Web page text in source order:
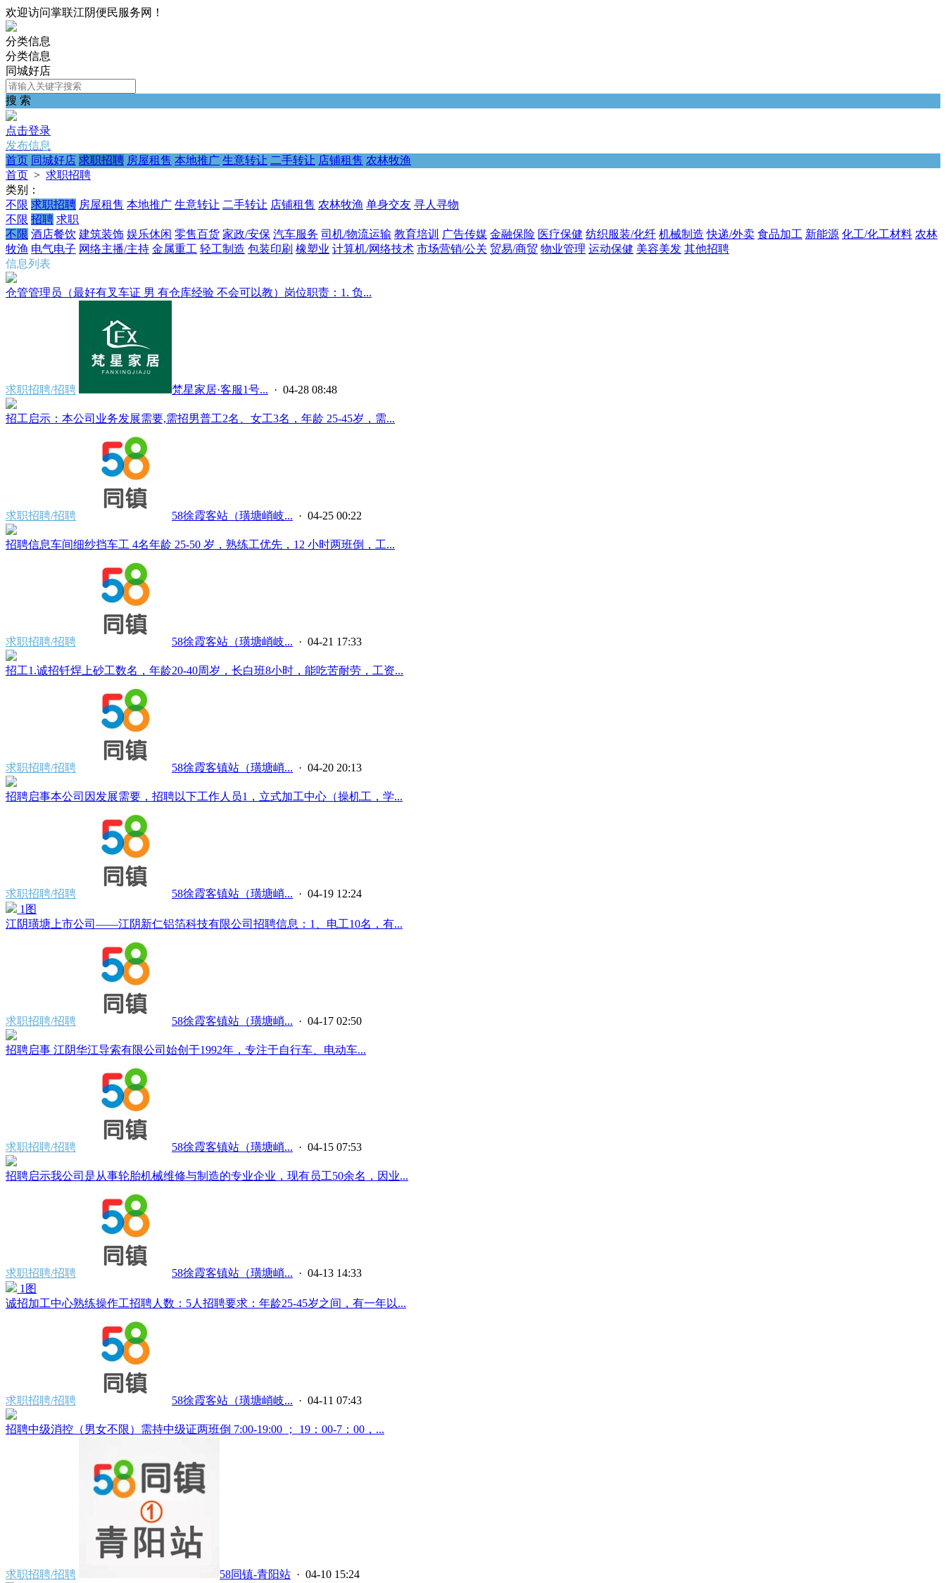
欢迎访问掌联江阴便民服务网！
分类信息
分类信息
同城好店
搜 索
点击登录
发布信息
首页 同城好店 求职招聘 房屋租售 本地推广 生意转让 二手转让 店铺租售 农林牧渔
首页 > 求职招聘
类别：
不限 求职招聘 房屋租售 本地推广 生意转让 二手转让 店铺租售 农林牧渔 单身交友 寻人寻物
不限 招聘 求职
不限 酒店餐饮 建筑装饰 娱乐休闲 零售百货 家政/安保 汽车服务 司机/物流运输 教育培训 广告传媒 金融保险 医疗保健 纺织服装/化纤 机械制造 快递/外卖 食品加工 新能源 化工/化工材料 农林
牧渔 电气电子 网络主播/主持 金属重工 轻工制造 包装印刷 橡塑业 计算机/网络技术 市场营销/公关 贸易/商贸 物业管理 运动保健 美容美发 其他招聘
信息列表
仓管管理员（最好有叉车证 男 有仓库经验 不会可以教）岗位职责：1. 负...
求职招聘/招聘 梵星家居·客服1号... · 04-28 08:48
招工启示：本公司业务发展需要,需招男普工2名、女工3名，年龄 25-45岁，需...
求职招聘/招聘 58徐霞客站（璜塘峭岐... · 04-25 00:22
招聘信息车间细纱挡车工 4名年龄 25-50 岁，熟练工优先，12 小时两班倒，工...
求职招聘/招聘 58徐霞客站（璜塘峭岐... · 04-21 17:33
招工1.诚招钎焊上砂工数名，年龄20-40周岁，长白班8小时，能吃苦耐劳，工资...
求职招聘/招聘 58徐霞客镇站（璜塘峭... · 04-20 20:13
招聘启事本公司因发展需要，招聘以下工作人员1，立式加工中心（操机工，学...
求职招聘/招聘 58徐霞客镇站（璜塘峭... · 04-19 12:24
1图
江阴璜塘上市公司——江阴新仁铝箔科技有限公司招聘信息：1、电工10名，有...
求职招聘/招聘 58徐霞客镇站（璜塘峭... · 04-17 02:50
招聘启事 江阴华江导索有限公司始创于1992年，专注于自行车、电动车...
求职招聘/招聘 58徐霞客镇站（璜塘峭... · 04-15 07:53
招聘启示我公司是从事轮胎机械维修与制造的专业企业，现有员工50余名，因业...
求职招聘/招聘 58徐霞客镇站（璜塘峭... · 04-13 14:33
1图
诚招加工中心熟练操作工招聘人数：5人招聘要求：年龄25-45岁之间，有一年以...
求职招聘/招聘 58徐霞客站（璜塘峭岐... · 04-11 07:43
招聘中级消控（男女不限）需持中级证两班倒 7:00-19:00 ； 19：00-7：00，...
求职招聘/招聘 58同镇-青阳站 · 04-10 15:24